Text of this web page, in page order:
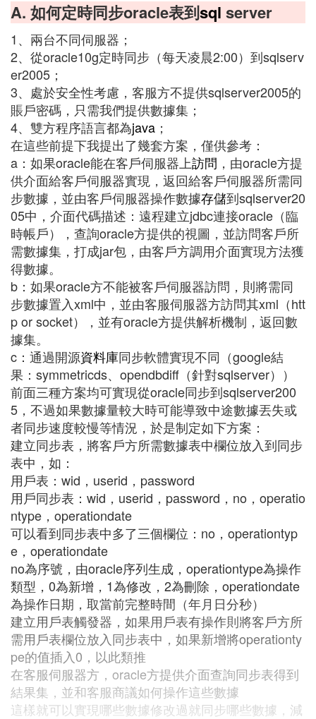
A. 如何定時同步oracle表到sql server
1、兩台不同伺服器；
2、從oracle10g定時同步（每天凌晨2:00）到sqlserv
er2005；
3、處於安全性考慮，客服方不提供sqlserver2005的
賬戶密碼，只需我們提供數據集；
4、雙方程序語言都為java ；
在這些前提下我提出了幾套方案，僅供參考：
a：如果oracle能在客戶伺服器上訪問 ，由oracle方提
供介面給客戶伺服器實現，返回給客戶伺服器所需同
步數據，並由客戶伺服器操作數據存儲到sqlserver20
05中，介面代碼描述：遠程建立jdbc連接oracle（臨
時帳戶），查詢oracle方提供的視圖，並訪問客戶所
需數據集，打成jar包，由客戶方調用介面實現方法獲
得數據。
b：如果oracle方不能被客戶伺服器訪問，則將需同
步數據置入xml中，並由客服伺服器方訪問其xml（htt
p or socket），並有oracle方提供解析機制，返回數
據集。
c：通過開源資料庫同步軟體實現不同（google結
果：symmetricds、opendbdiff（針對sqlserver））
前面三種方案均可實現從oracle同步到sqlserver200
5，不過如果數據量較大時可能導致中途數據丟失或
者同步速度較慢等情況，於是制定如下方案：
建立同步表，將客戶方所需數據表中欄位放入到同步
表中，如：
用戶表：wid，userid，password
用戶同步表：wid，userid，password，no，operatio
ntype，operationdate
可以看到同步表中多了三個欄位：no，operationtyp
e，operationdate
no為序號，由oracle序列生成，operationtype為操作
類型，0為新增，1為修改，2為刪除，operationdate
為操作日期，取當前完整時間（年月日分秒）
建立用戶表觸發器，如果用戶表有操作則將客戶方所
需用戶表欄位放入同步表中，如果新增將operationty
pe的值插入0，以此類推
在客服伺服器方，oracle方提供介面查詢同步表得到
結果集，並和客服商議如何操作這些數據
這樣就可以實現哪些數據修改過就同步哪些數據，減